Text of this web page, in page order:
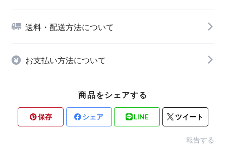
送料・配送方法について
お支払い方法について
商品をシェアする
保存 シェア LINE ツイート
報告する